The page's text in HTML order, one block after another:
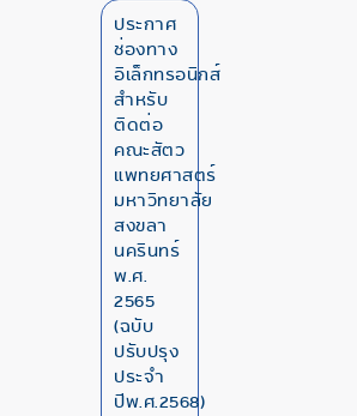
ประกาศ
ช่องทาง
อิเล็กทรอนิกส์
สำหรับ
ติดต่อ
คณะสัตว
แพทยศาสตร์
มหาวิทยาลัย
สงขลา
นครินทร์
พ.ศ.
2565
(ฉบับ
ปรับปรุง
ประจำ
ปีพ.ศ.2568)